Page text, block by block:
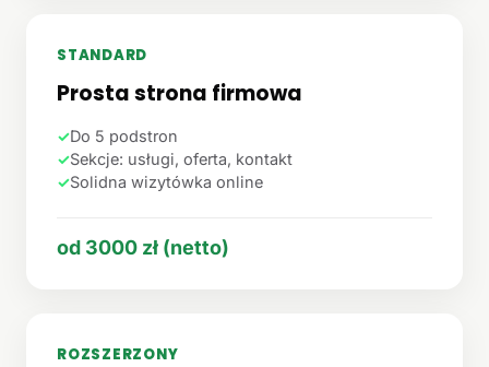
STANDARD
Prosta strona firmowa
✓Do 5 podstron
✓Sekcje: usługi, oferta, kontakt
✓Solidna wizytówka online
od 3000 zł (netto)
ROZSZERZONY